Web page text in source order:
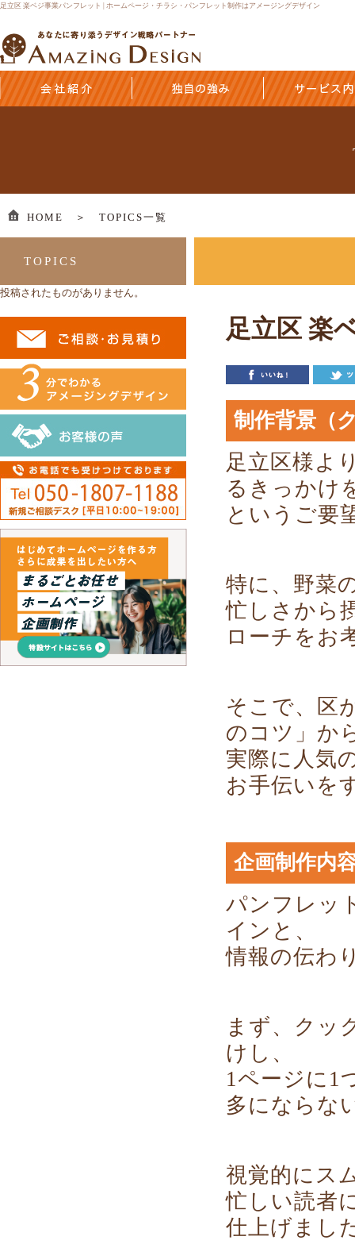
足立区 楽ベジ事業パンフレット | ホームページ・チラシ・パンフレット制作はアメージングデザイン
HOME ＞ TOPICS一覧
足立区 楽
制作背景（
足立区様よ
るきっかけ
というご要
特に、野菜
忙しさから
ローチをお
そこで、区
のコツ」か
実際に人気
お手伝いを
企画制作内
パンフレッ
インと、
情報の伝わ
まず、クッ
けし、
1ページに1
多にならな
視覚的にス
忙しい読者
仕上げまし
TOPICS
投稿されたものがありません。